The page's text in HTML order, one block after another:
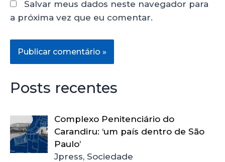
Salvar meus dados neste navegador para
a próxima vez que eu comentar.
Posts recentes
Complexo Penitenciário do
Carandiru: ‘um país dentro de São
Paulo’
Jpress, Sociedade